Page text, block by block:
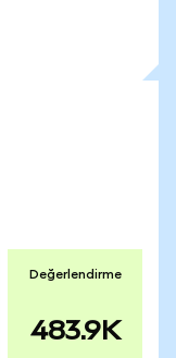
Değerlendirme
483.9K